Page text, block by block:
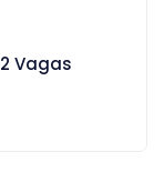
2 Vagas